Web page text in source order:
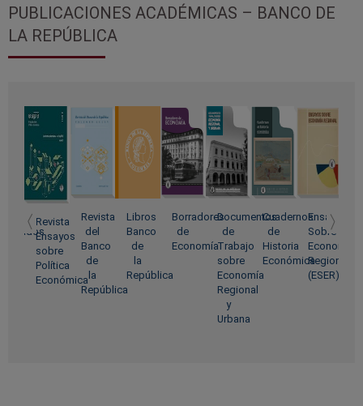
PUBLICACIONES ACADÉMICAS – BANCO DE
LA REPÚBLICA
Revista
Ensayos
sobre
Política
Económica
Revista
del
Banco
de
la
República
Libros
Banco
de
la
República
Borradores
de
Economía
Documentos
de
Trabajo
sobre
Economía
Regional
y
Urbana
Cuadernos
de
Historia
Económica
Ensayos
Sobre
Economía
Regional
(ESER)